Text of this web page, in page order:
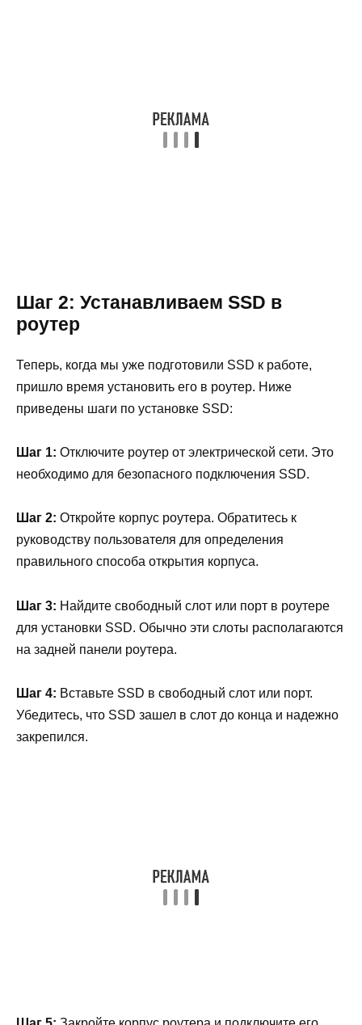
Шаг 2: Устанавливаем SSD в
роутер
Теперь, когда мы уже подготовили SSD к работе,
пришло время установить его в роутер. Ниже
приведены шаги по установке SSD:
Шаг 1: Отключите роутер от электрической сети. Это
необходимо для безопасного подключения SSD.
Шаг 2: Откройте корпус роутера. Обратитесь к
руководству пользователя для определения
правильного способа открытия корпуса.
Шаг 3: Найдите свободный слот или порт в роутере
для установки SSD. Обычно эти слоты располагаются
на задней панели роутера.
Шаг 4: Вставьте SSD в свободный слот или порт.
Убедитесь, что SSD зашел в слот до конца и надежно
закрепился.